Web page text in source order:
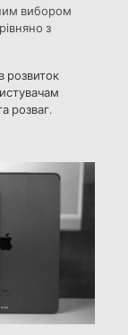
вибором
з
розвиток
розваг.